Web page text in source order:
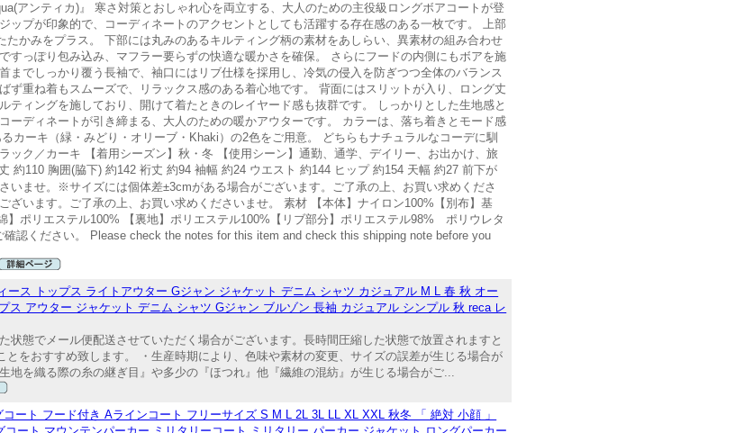
ンティカ)』 寒さ対策とおしゃれ心を両立する、大人のための主役級ロングボアコートが登
ップが印象的で、コーディネートのアクセントとしても活躍する存在感のある一枚です。 上部
かみをプラス。 下部には丸みのあるキルティング柄の素材をあしらい、異素材の組み合わせ
すっぽり包み込み、マフラー要らずの快適な暖かさを確保。 さらにフードの内側にもボアを施
でしっかり覆う長袖で、袖口にはリブ仕様を採用し、冷気の侵入を防ぎつつ全体のバランス
ず重ね着もスムーズで、リラックス感のある着心地です。 背面にはスリットが入り、ロング丈
ィングを施しており、開けて着たときのレイヤード感も抜群です。 しっかりとした生地感と
ーディネートが引き締まる、大人のための暖かアウターです。 カラーは、落ち着きとモード感
カーキ（緑・みどり・オリーブ・Khaki）の2色をご用意。 どちらもナチュラルなコーデに馴
ック／カーキ 【着用シーズン】秋・冬 【使用シーン】通勤、通学、デイリー、お出かけ、旅
110 胸囲(脇下) 約142 裄丈 約94 袖幅 約24 ウエスト 約144 ヒップ 約154 天幅 約27 前下が
いませ。※サイズには個体差±3cmがある場合がございます。ご了承の上、お買い求めくださ
います。ご了承の上、お買い求めくださいませ。 素材 【本体】ナイロン100%【別布】基
】ポリエステル100% 【裏地】ポリエステル100%【リブ部分】ポリエステル98% ポリウレタ
認ください。 Please check the notes for this item and check this shipping note before you
ース トップス ライトアウター Gジャン ジャケット デニム シャツ カジュアル M L 春 秋 オー
ス アウター ジャケット デニム シャツ Gジャン ブルゾン 長袖 カジュアル シンプル 秋 reca レ
状態でメール便配送させていただく場合がございます。長時間圧縮した状態で放置されますと
をおすすめ致します。 ・生産時期により、色味や素材の変更、サイズの誤差が生じる場合が
地を織る際の糸の継ぎ目』や多少の『ほつれ』他『繊維の混紡』が生じる場合がご...
ート フード付き Aラインコート フリーサイズ S M L 2L 3L LL XL XXL 秋冬 「 絶対 小顔 」